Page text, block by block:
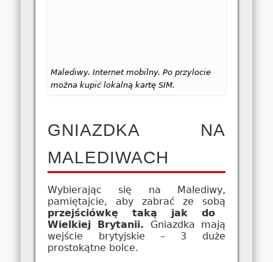
Malediwy. Internet mobilny. Po przylocie
można kupić lokalną kartę SIM.
GNIAZDKA NA
MALEDIWACH
Wybierając się na Malediwy,
pamiętajcie, aby zabrać ze sobą
przejściówkę taką jak do
Wielkiej Brytanii. Gniazdka mają
wejście brytyjskie – 3 duże
prostokątne bolce.